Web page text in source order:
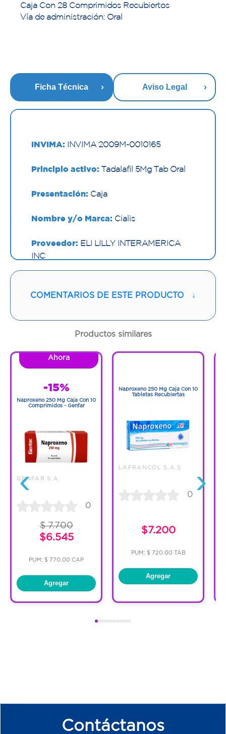
Caja Con 28 Comprimidos Recubiertos
Vía de administración: Oral
Ficha Técnica Aviso Legal
INVIMA: INVIMA 2009M-0010165
Principio activo: Tadalafil 5Mg Tab Oral
Presentación: Caja
Nombre y/o Marca: Cialis
Proveedor: ELI LILLY INTERAMERICA
INC
28 Tabletas
Código:1240577
COMENTARIOS DE ESTE PRODUCTO ↓
Productos similares
‹
Ahora
-15%
Naproxeno 250 Mg Caja Con 10
Comprimidos - Genfar
GENFAR S.A.
0
$ 7.700
$6.545
PUM: $ 770.00 CAP
Agregar
Naproxeno 250 Mg Caja Con 10
Tabletas Recubiertas
LAFRANCOL S.A.S
0
$7.200
PUM: $ 720.00 TAB
Agregar
›
Contáctanos